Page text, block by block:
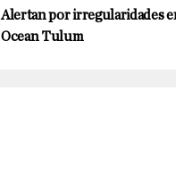
Alertan por irregularidades
Ocean Tulum